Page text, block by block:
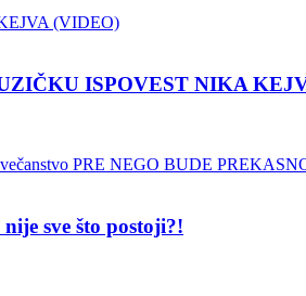
ISPOVEST NIKA
sve što postoji?!